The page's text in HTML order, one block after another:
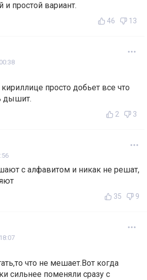
простой вариант.
46 13
просто добьет все что
дышит.
2 3
с алфавитом и никак не решат,
35 9
что не мешает.Вот когда
сильнее поменяли сразу с